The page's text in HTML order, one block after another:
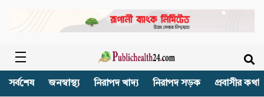
সর্বশেষ জনস্বাস্থ্য নিরাপদ খাদ্য নিরাপদ সড়ক প্রবাসীর কথা